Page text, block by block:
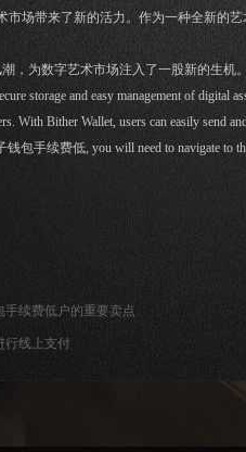
场带来了新的活力。作为一种全新的
，为数字艺术市场注入了一股新的生
storage and easy management of
With Bither Wallet, users can easily send
钱包手续费低, you will need to navigate to
续费低户的重要卖点
行线上支付